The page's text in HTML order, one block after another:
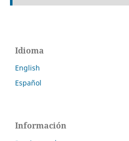
Idioma
English
Español
Información